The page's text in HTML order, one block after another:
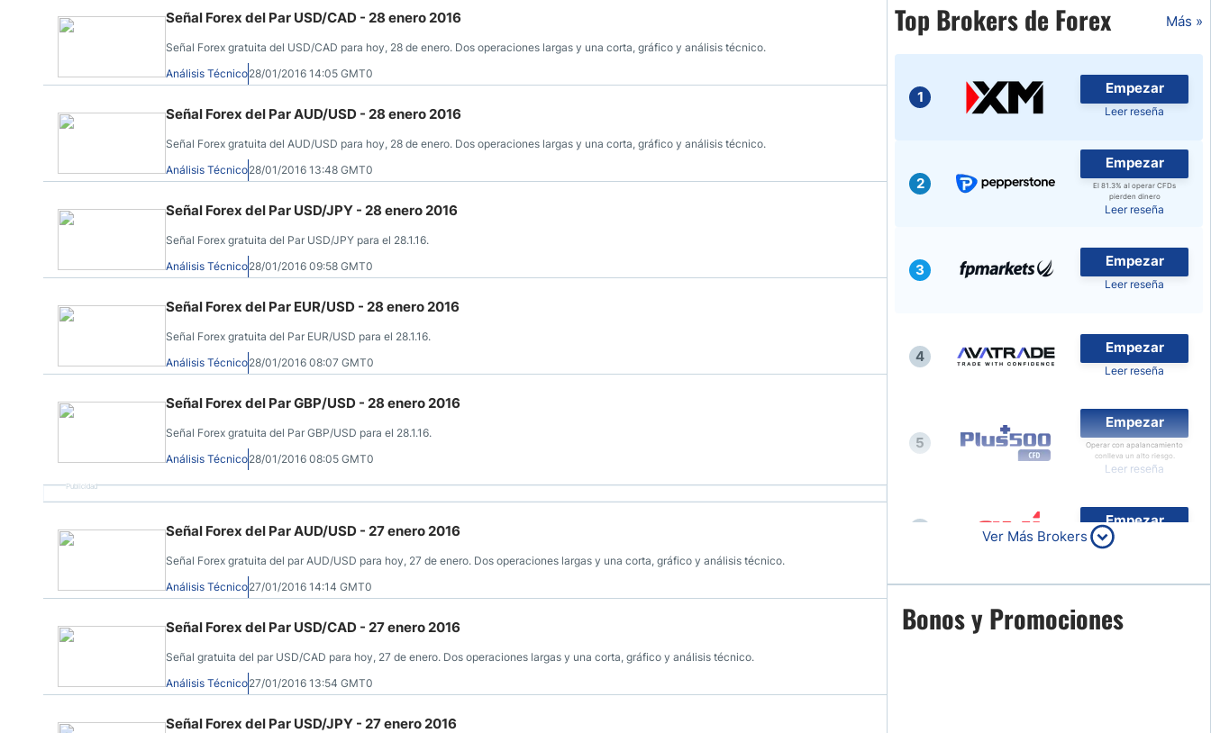
Señal Forex del Par USD/CAD - 28 enero 2016
Señal Forex gratuita del USD/CAD para hoy, 28 de enero. Dos operaciones largas y una corta, gráfico y análisis técnico.
Análisis Técnico28/01/2016 14:05 GMT0
Señal Forex del Par AUD/USD - 28 enero 2016
Señal Forex gratuita del AUD/USD para hoy, 28 de enero. Dos operaciones largas y una corta, gráfico y análisis técnico.
Análisis Técnico28/01/2016 13:48 GMT0
Señal Forex del Par USD/JPY - 28 enero 2016
Señal Forex gratuita del Par USD/JPY para el 28.1.16.
Análisis Técnico28/01/2016 09:58 GMT0
Señal Forex del Par EUR/USD - 28 enero 2016
Señal Forex gratuita del Par EUR/USD para el 28.1.16.
Análisis Técnico28/01/2016 08:07 GMT0
Señal Forex del Par GBP/USD - 28 enero 2016
Señal Forex gratuita del Par GBP/USD para el 28.1.16.
Análisis Técnico28/01/2016 08:05 GMT0
Publicidad
Señal Forex del Par AUD/USD - 27 enero 2016
Señal Forex gratuita del par AUD/USD para hoy, 27 de enero. Dos operaciones largas y una corta, gráfico y análisis técnico.
Análisis Técnico27/01/2016 14:14 GMT0
Señal Forex del Par USD/CAD - 27 enero 2016
Señal gratuita del par USD/CAD para hoy, 27 de enero. Dos operaciones largas y una corta, gráfico y análisis técnico.
Análisis Técnico27/01/2016 13:54 GMT0
Señal Forex del Par USD/JPY - 27 enero 2016
Top Brokers de Forex Más »
1
Empezar
Leer reseña
2
Empezar
El 81.3% al operar CFDs
pierden dinero
Leer reseña
3
Empezar
Leer reseña
4
Empezar
Leer reseña
5
Empezar
Operar con apalancamiento
conlleva un alto riesgo.
Leer reseña
Empezar
Leer reseña
7
Leer reseña
Ver Más Brokers
Bonos y Promociones